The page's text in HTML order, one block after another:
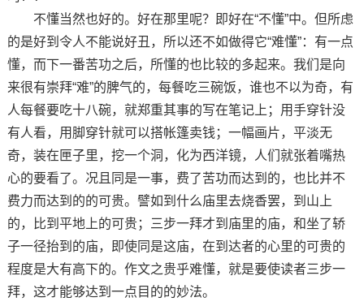
不懂当然也好的。好在那里呢？即好在“不懂”中。但所虑
的是好到令人不能说好丑，所以还不如做得它“难懂”：有一点
懂，而下一番苦功之后，所懂的也比较的多起来。我们是向
来很有崇拜“难”的脾气的，每餐吃三碗饭，谁也不以为奇，有
人每餐要吃十八碗，就郑重其事的写在笔记上；用手穿针没
有人看，用脚穿针就可以搭帐篷卖钱；一幅画片，平淡无
奇，装在匣子里，挖一个洞，化为西洋镜，人们就张着嘴热
心的要看了。况且同是一事，费了苦功而达到的，也比并不
费力而达到的的可贵。譬如到什么庙里去烧香罢，到山上
的，比到平地上的可贵；三步一拜才到庙里的庙，和坐了轿
子一径抬到的庙，即使同是这庙，在到达者的心里的可贵的
程度是大有高下的。作文之贵乎难懂，就是要使读者三步一
拜，这才能够达到一点目的的妙法。